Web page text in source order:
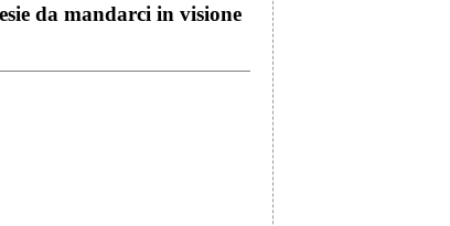
da mandarci in visione